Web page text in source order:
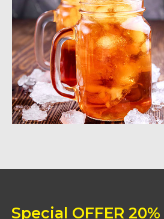
Special OFFER 20%